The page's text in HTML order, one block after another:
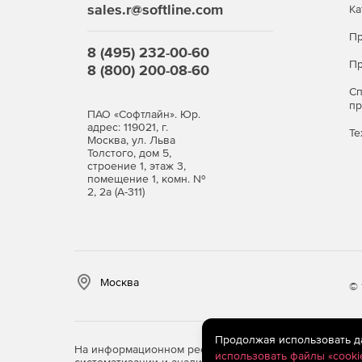
sales.r@softline.com
8 (495) 232-00-60
8 (800) 200-08-60
ПАО «Софтлайн». Юр.
адрес: 119021, г.
Москва, ул. Льва
Толстого, дом 5,
строение 1, этаж 3,
помещение 1, комн. №
2, 2а (А-311)
Москва ©
На информационном ресурсе store.softline.ru
Продолжая использовать
использовать файлы